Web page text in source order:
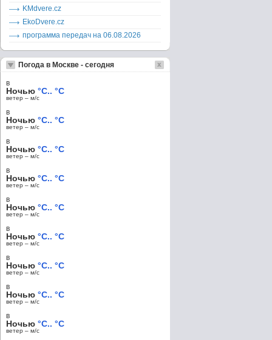
KMdvere.cz
EkoDvere.cz
программа передач на 06.08.2026
Погода в Москве - сегодня
в
Ночью °C.. °C
ветер – м/c
в
Ночью °C.. °C
ветер – м/c
в
Ночью °C.. °C
ветер – м/c
в
Ночью °C.. °C
ветер – м/c
в
Ночью °C.. °C
ветер – м/c
в
Ночью °C.. °C
ветер – м/c
в
Ночью °C.. °C
ветер – м/c
в
Ночью °C.. °C
ветер – м/c
в
Ночью °C.. °C
ветер – м/c